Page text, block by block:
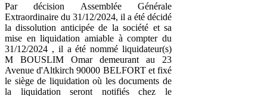
Par décision Assemblée Générale
Extraordinaire du 31/12/2024, il a été décidé
la dissolution anticipée de la société et sa
mise en liquidation amiable à compter du
31/12/2024 , il a été nommé liquidateur(s)
M BOUSLIM Omar demeurant au 23
Avenue d'Altkirch 90000 BELFORT et fixé
le siège de liquidation où les documents de
la liquidation seront notifiés chez le